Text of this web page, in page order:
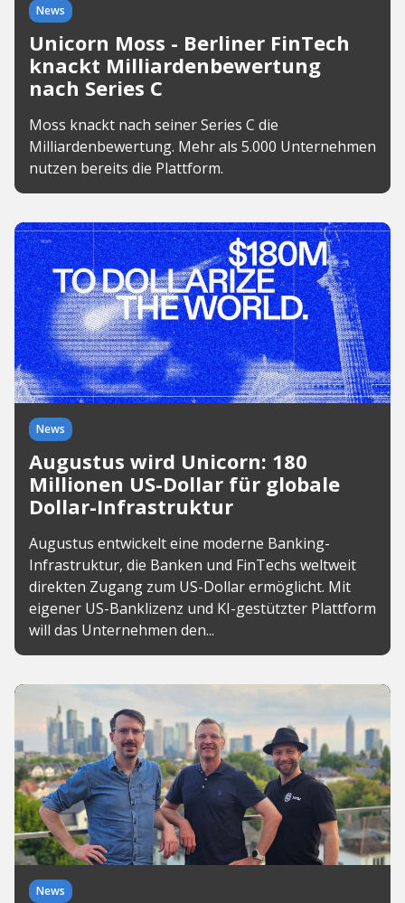
News
Unicorn Moss - Berliner FinTech
knackt Milliardenbewertung
nach Series C
Moss knackt nach seiner Series C die
Milliardenbewertung. Mehr als 5.000 Unternehmen
nutzen bereits die Plattform.
News
Augustus wird Unicorn: 180
Millionen US-Dollar für globale
Dollar-Infrastruktur
Augustus entwickelt eine moderne Banking-
Infrastruktur, die Banken und FinTechs weltweit
direkten Zugang zum US-Dollar ermöglicht. Mit
eigener US-Banklizenz und KI-gestützter Plattform
will das Unternehmen den...
News